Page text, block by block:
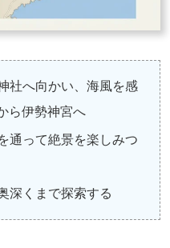
社へ向かい、海風を感
ら伊勢神宮へ
通って絶景を楽しみつ
深くまで探索する